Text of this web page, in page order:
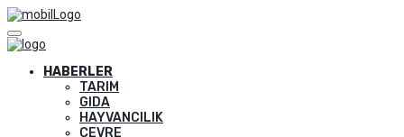
HABERLER
TARIM
GIDA
HAYVANCILIK
ÇEVRE